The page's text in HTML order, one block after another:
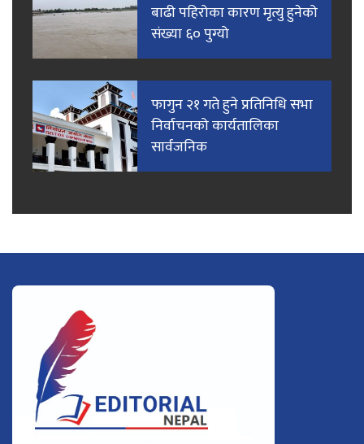
बाढी पहिरोका कारण मृत्यु हुनेको
संख्या ६० पुग्यो
फागुन २१ गते हुने प्रतिनिधि सभा
निर्वाचनको कार्यतालिका
सार्वजनिक